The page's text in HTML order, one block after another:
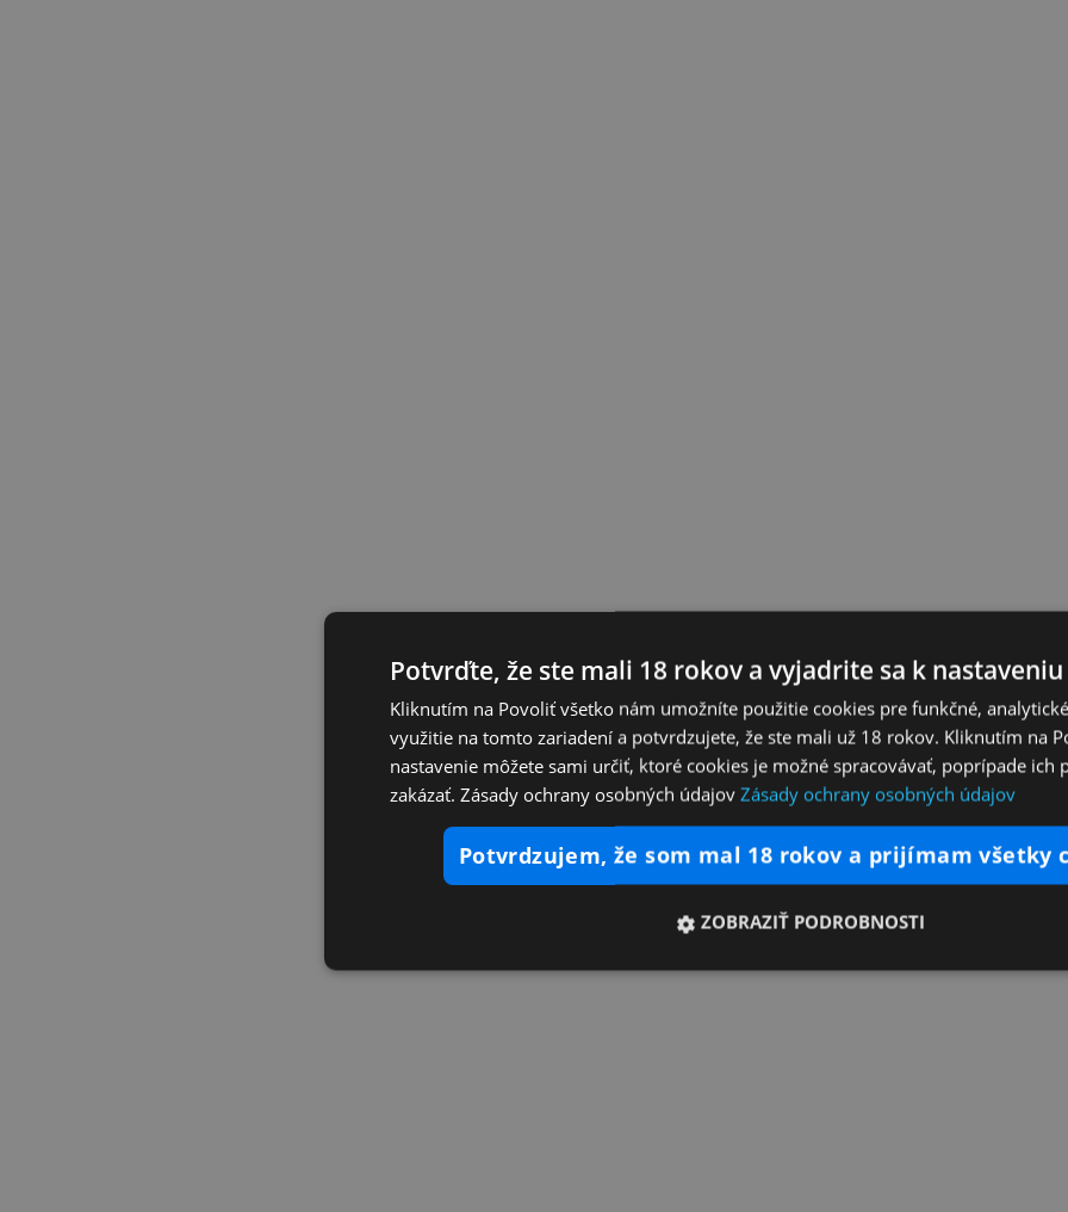
Potvrďte, že ste mali 18 rokov a vyjadrite sa k
Kliknutím na Povoliť všetko nám umožníte použitie cookies pre funkčné,
využitie na tomto zariadení a potvrdzujete, že ste mali už 18 rokov. Kliknutím na
nastavenie môžete sami určiť, ktoré cookies je možné spracovávať, poprípade ich
zakázať. Zásady ochrany osobných údajov Zásady ochrany osobných údajov
potvrdzujem, že som mal 18 rokov a prijímam všetky
ZOBRAZIŤ PODROBNOSTI